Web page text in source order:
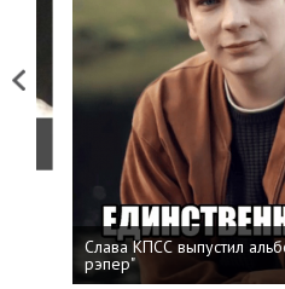
Previous
Слава КПСС выпустил
рэпер"